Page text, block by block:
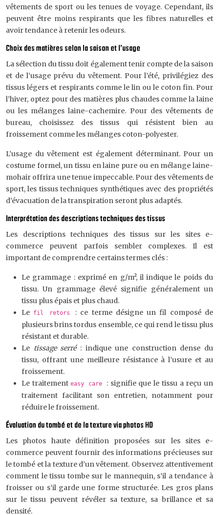
vêtements de sport ou les tenues de voyage. Cependant, ils
peuvent être moins respirants que les fibres naturelles et
avoir tendance à retenir les odeurs.
Choix des matières selon la saison et l’usage
La sélection du tissu doit également tenir compte de la saison
et de l’usage prévu du vêtement. Pour l’été, privilégiez des
tissus légers et respirants comme le lin ou le coton fin. Pour
l’hiver, optez pour des matières plus chaudes comme la laine
ou les mélanges laine-cachemire. Pour des vêtements de
bureau, choisissez des tissus qui résistent bien au
froissement comme les mélanges coton-polyester.
L’usage du vêtement est également déterminant. Pour un
costume formel, un tissu en laine pure ou en mélange laine-
mohair offrira une tenue impeccable. Pour des vêtements de
sport, les tissus techniques synthétiques avec des propriétés
d’évacuation de la transpiration seront plus adaptés.
Interprétation des descriptions techniques des tissus
Les descriptions techniques des tissus sur les sites e-
commerce peuvent parfois sembler complexes. Il est
important de comprendre certains termes clés :
Le grammage : exprimé en g/m², il indique le poids du
tissu. Un grammage élevé signifie généralement un
tissu plus épais et plus chaud.
Le fil retors : ce terme désigne un fil composé de
plusieurs brins tordus ensemble, ce qui rend le tissu plus
résistant et durable.
Le tissage serré : indique une construction dense du
tissu, offrant une meilleure résistance à l’usure et au
froissement.
Le traitementeasy care : signifie que le tissu a reçu un
traitement facilitant son entretien, notamment pour
réduire le froissement.
Évaluation du tombé et de la texture via photos HD
Les photos haute définition proposées sur les sites e-
commerce peuvent fournir des informations précieuses sur
le tombé et la texture d’un vêtement. Observez attentivement
comment le tissu tombe sur le mannequin, s’il a tendance à
froisser ou s’il garde une forme structurée. Les gros plans
sur le tissu peuvent révéler sa texture, sa brillance et sa
densité.